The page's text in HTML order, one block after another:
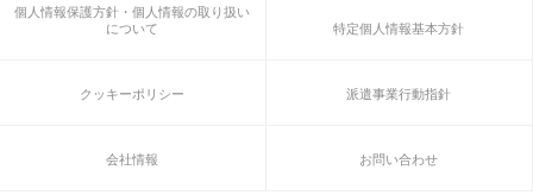
個人情報保護方針・個人情報の取り扱い
について
特定個人情報基本方針
クッキーポリシー 派遣事業行動指針
会社情報 お問い合わせ